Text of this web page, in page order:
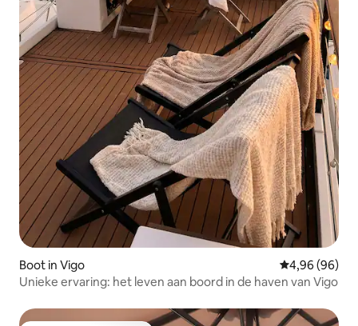
Boot in Vigo Gemiddelde
4,96 (96)
Unieke ervaring: het leven aan boord in de haven van Vigo